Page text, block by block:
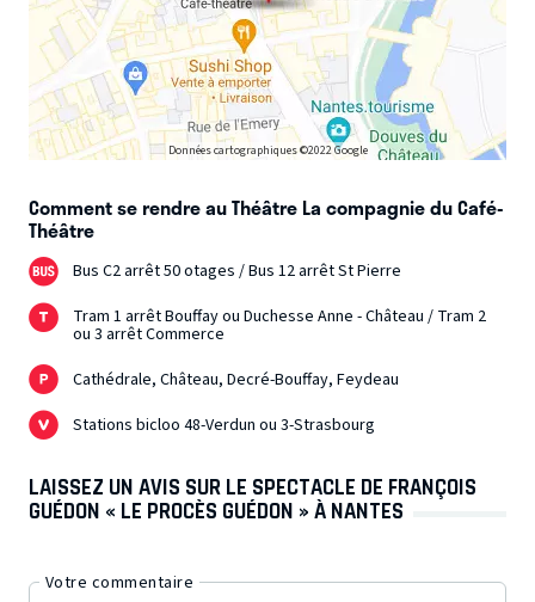
Données cartographiques ©2022 Google
Comment se rendre au Théâtre La compagnie du Café-
Théâtre
Bus C2 arrêt 50 otages / Bus 12 arrêt St Pierre
Tram 1 arrêt Bouffay ou Duchesse Anne - Château / Tram 2
ou 3 arrêt Commerce
Cathédrale, Château, Decré-Bouffay, Feydeau
Stations bicloo 48-Verdun ou 3-Strasbourg
LAISSEZ UN AVIS SUR LE SPECTACLE DE FRANÇOIS
GUÉDON « LE PROCÈS GUÉDON » À NANTES
Votre commentaire